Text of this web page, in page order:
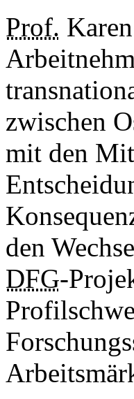
Prof.
zwischen
mit den
den
DFG-